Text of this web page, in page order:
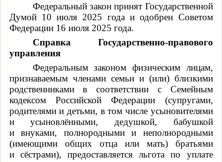
Федеральный закон принят Государственной
Думой 10 июля 2025 года и одобрен Советом
Федерации 16 июля 2025 года.
Справка Государственно-правового
управления
Федеральным законом физическим лицам,
признаваемым членами семьи и (или) близкими
родственниками в соответствии с Семейным
кодексом Российской Федерации (супругами,
родителями и детьми, в том числе усыновителями
и усыновлёнными, дедушкой, бабушкой
и внуками, полнородными и неполнородными
(имеющими общих отца или мать) братьями
и сёстрами), предоставляется льгота по уплате